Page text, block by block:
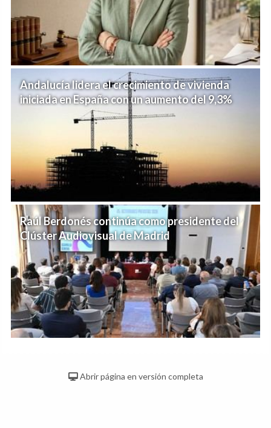
Andalucía lidera el crecimiento de vivienda
iniciada en España con un aumento del 9,3%
Raúl Berdonés continúa como presidente del
Clúster Audiovisual de Madrid
Abrir página en versión completa